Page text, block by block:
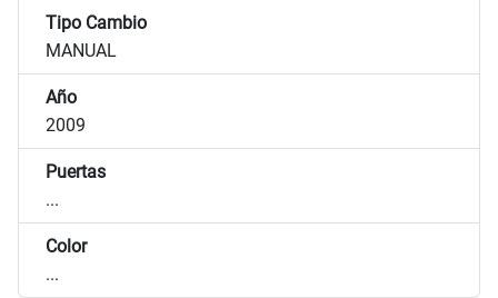
Tipo Cambio
MANUAL
Año
2009
Puertas
...
Color
...